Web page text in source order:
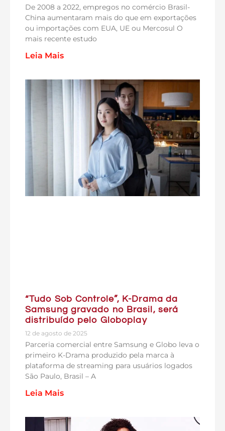
De 2008 a 2022, empregos no comércio Brasil-
China aumentaram mais do que em exportações
ou importações com EUA, UE ou Mercosul O
mais recente estudo
Leia Mais
“Tudo Sob Controle”, K-Drama da
Samsung gravado no Brasil, será
distribuído pelo Globoplay
12 de agosto de 2025
Parceria comercial entre Samsung e Globo leva o
primeiro K-Drama produzido pela marca à
plataforma de streaming para usuários logados
São Paulo, Brasil – A
Leia Mais